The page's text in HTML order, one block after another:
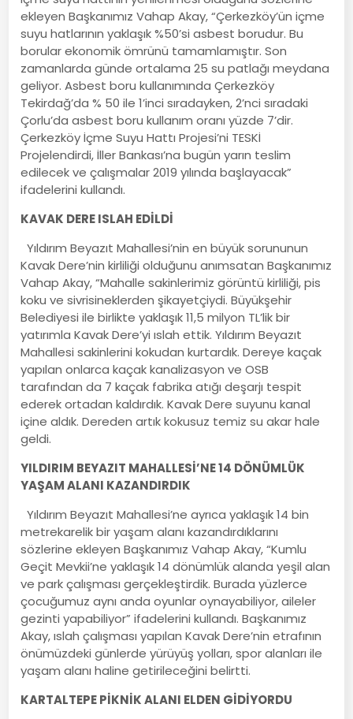
ekleyen Başkanımız Vahap Akay, “Çerkezköy’ün içme
suyu hatlarının yaklaşık %50’si asbest borudur. Bu
borular ekonomik ömrünü tamamlamıştır. Son
zamanlarda günde ortalama 25 su patlağı meydana
geliyor. Asbest boru kullanımında Çerkezköy
Tekirdağ’da % 50 ile 1’inci sıradayken, 2’nci sıradaki
Çorlu’da asbest boru kullanım oranı yüzde 7’dir.
Çerkezköy İçme Suyu Hattı Projesi’ni TESKİ
Projelendirdi, İller Bankası’na bugün yarın teslim
edilecek ve çalışmalar 2019 yılında başlayacak”
ifadelerini kullandı.
KAVAK DERE ISLAH EDİLDİ
Yıldırım Beyazıt Mahallesi’nin en büyük sorununun
Kavak Dere’nin kirliliği olduğunu anımsatan Başkanımız
Vahap Akay, “Mahalle sakinlerimiz görüntü kirliliği, pis
koku ve sivrisineklerden şikayetçiydi. Büyükşehir
Belediyesi ile birlikte yaklaşık 11,5 milyon TL’lik bir
yatırımla Kavak Dere’yi ıslah ettik. Yıldırım Beyazıt
Mahallesi sakinlerini kokudan kurtardık. Dereye kaçak
yapılan onlarca kaçak kanalizasyon ve OSB
tarafından da 7 kaçak fabrika atığı deşarjı tespit
ederek ortadan kaldırdık. Kavak Dere suyunu kanal
içine aldık. Dereden artık kokusuz temiz su akar hale
geldi.
YILDIRIM BEYAZIT MAHALLESİ’NE 14 DÖNÜMLÜK
YAŞAM ALANI KAZANDIRDIK
Yıldırım Beyazıt Mahallesi’ne ayrıca yaklaşık 14 bin
metrekarelik bir yaşam alanı kazandırdıklarını
sözlerine ekleyen Başkanımız Vahap Akay, “Kumlu
Geçit Mevkii’ne yaklaşık 14 dönümlük alanda yeşil alan
ve park çalışması gerçekleştirdik. Burada yüzlerce
çocuğumuz aynı anda oyunlar oynayabiliyor, aileler
gezinti yapabiliyor” ifadelerini kullandı. Başkanımız
Akay, ıslah çalışması yapılan Kavak Dere’nin etrafının
önümüzdeki günlerde yürüyüş yolları, spor alanları ile
yaşam alanı haline getirileceğini belirtti.
KARTALTEPE PİKNİK ALANI ELDEN GİDİYORDU